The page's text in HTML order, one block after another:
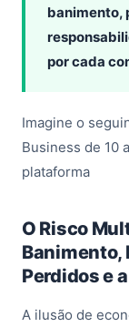
banimento,
por cada
Imagine o
Business de 10
plataforma
O Risco
Banimento,
Perdidos e
A ilusão de